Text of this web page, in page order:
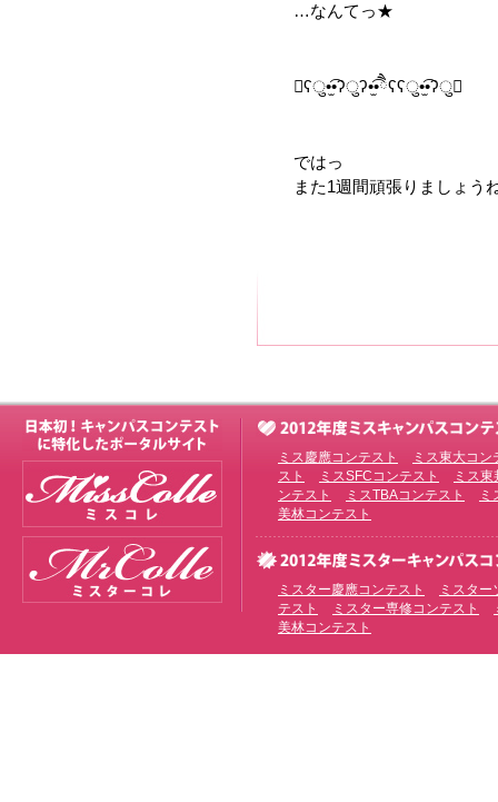
…なんてっ★
ʕु•̫͡•ʔुʔ•̫͡•ཻʕʕु•̫͡•ʔु
ではっ
また1週間頑張りましょ
ミス慶應コンテスト
ミス東大コン
スト
ミスSFCコンテスト
ミス
ンテスト
ミスTBAコンテスト
ミ
美林コンテスト
ミスター慶應コンテスト
ミスタ
テスト
ミスター専修コンテスト
美林コンテスト